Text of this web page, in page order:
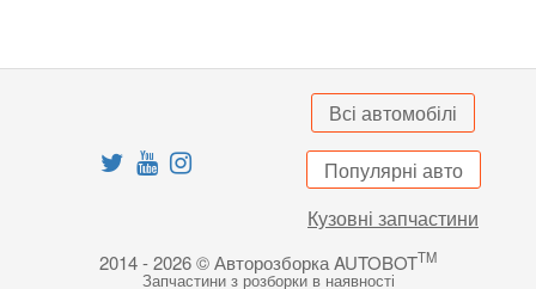
Всі автомобілі
Популярні авто
Кузовні запчастини
2014 - 2026 © Авторозборка AUTOBOTTM
Запчастини з розборки в наявності